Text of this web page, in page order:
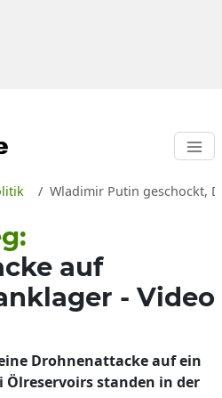
Wladimir Putin geschockt,
auf
- Video
Drohnenattacke auf ein
Ölreservoirs standen in der